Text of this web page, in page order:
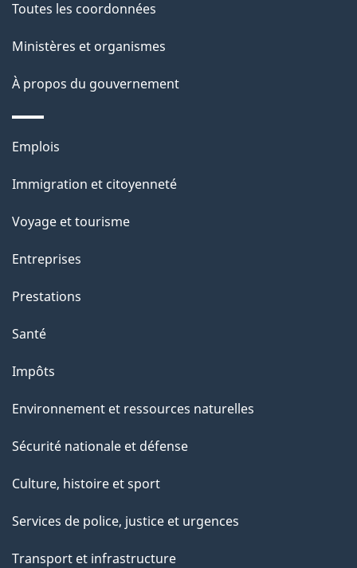
p
a
g
e
Toutes les coordonnées
Ministères et organismes
À propos du gouvernement
Thèmes
sujets
Emplois
Immigration et citoyenneté
Voyage et tourisme
Entreprises
Prestations
Santé
Impôts
Environnement et ressources naturelles
Sécurité nationale et défense
Culture, histoire et sport
Services de police, justice et urgences
Transport et infrastructure